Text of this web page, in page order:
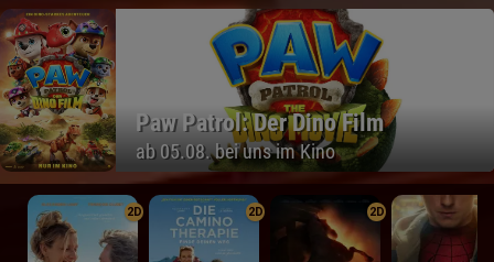
Paw Patrol: Der Dino Film
ab 05.08. bei uns im Kino
2D 2D 2D